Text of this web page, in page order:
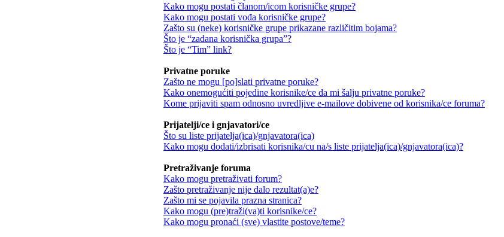
Kako mogu postati članom/icom korisničke grupe?
Kako mogu postati vođa korisničke grupe?
Zašto su (neke) korisničke grupe prikazane različitim bojama?
Što je “zadana korisnička grupa”?
Što je “Tim” link?
Privatne poruke
Zašto ne mogu [po]slati privatne poruke?
Kako onemogućiti pojedine korisnike/ce da mi šalju privatne poruke?
Kome prijaviti spam odnosno uvredljive e-mailove dobivene od korisnika/ce foruma?
Prijatelji/ce i gnjavatori/ce
Što su liste prijatelja(ica)/gnjavatora(ica)
Kako mogu dodati/izbrisati korisnika/cu na/s liste prijatelja(ica)/gnjavatora(ica)?
Pretraživanje foruma
Kako mogu pretraživati forum?
Zašto pretraživanje nije dalo rezultat(a)e?
Zašto mi se pojavila prazna stranica?
Kako mogu (pre)traži(va)ti korisnike/ce?
Kako mogu pronaći (sve) vlastite postove/teme?